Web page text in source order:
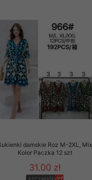
damskie Roz M-2XL, Mix
Kolor Paczka 12 szt
31.00 zł